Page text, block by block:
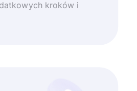
kroków i